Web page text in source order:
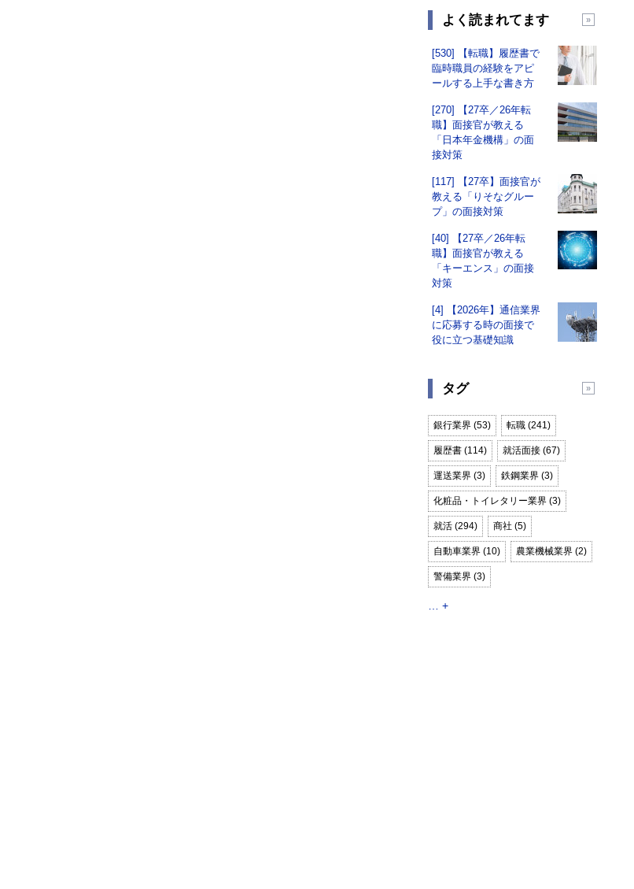
よく読まれてます
[530] 【転職】履歴書で
臨時職員の経験をアピ
ールする上手な書き方
[270] 【27卒／26年転
職】面接官が教える
「日本年金機構」の面
接対策
[117] 【27卒】面接官が
教える「りそなグルー
プ」の面接対策
[40] 【27卒／26年転
職】面接官が教える
「キーエンス」の面接
対策
[4] 【2026年】通信業界
に応募する時の面接で
役に立つ基礎知識
タグ
銀行業界 (53) 転職 (241)
履歴書 (114) 就活面接 (67)
運送業界 (3) 鉄鋼業界 (3)
化粧品・トイレタリー業界 (3)
就活 (294) 商社 (5)
自動車業界 (10) 農業機械業界 (2)
警備業界 (3)
… +